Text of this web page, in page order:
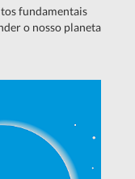
fundamentais
o nosso planeta